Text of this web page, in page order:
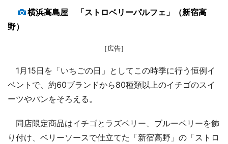
横浜高島屋 「ストロベリーパルフェ」（新宿高
野）
［広告］
1月15日を「いちごの日」としてこの時季に行う恒例イ
ベントで、約60ブランドから80種類以上のイチゴのスイ
ーツやパンをそろえる。
同店限定商品はイチゴとラズベリー、ブルーベリーを飾
り付け、ベリーソースで仕立てた「新宿高野」の「ストロ